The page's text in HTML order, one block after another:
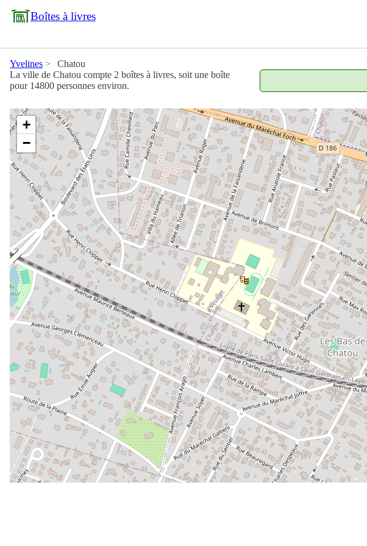
Boîtes à livres
Yvelines
Chatou
La ville de Chatou compte 2 boîtes à livres, soit une boîte
pour 14800 personnes environ.
+
−